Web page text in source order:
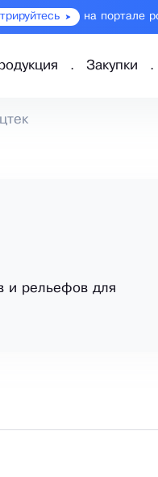
на портале
Закупки
и рельефов для